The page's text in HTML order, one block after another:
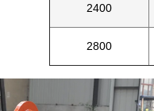
2400
2800